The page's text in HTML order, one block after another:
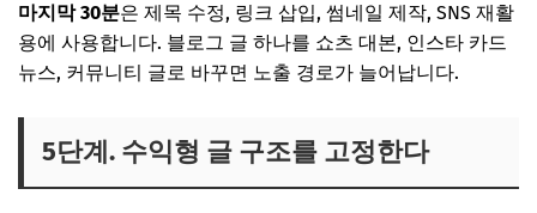
마지막 30분은 제목 수정, 링크 삽입, 썸네일 제작, SNS 재활
용에 사용합니다. 블로그 글 하나를 쇼츠 대본, 인스타 카드
뉴스, 커뮤니티 글로 바꾸면 노출 경로가 늘어납니다.
5단계. 수익형 글 구조를 고정한다